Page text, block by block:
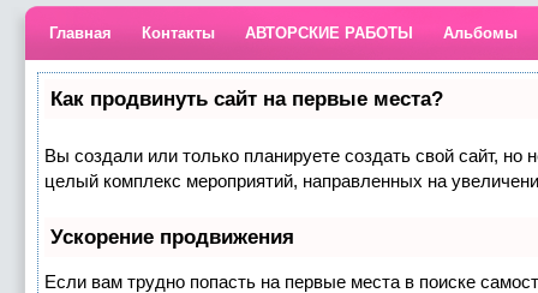
Главная Контакты АВТОРСКИЕ РАБОТЫ Альбомы
Как продвинуть сайт на первые места?
Вы создали или только планируете создать свой сайт, но
целый комплекс мероприятий, направленных на
Ускорение продвижения
Если вам трудно попасть на первые места в поиске